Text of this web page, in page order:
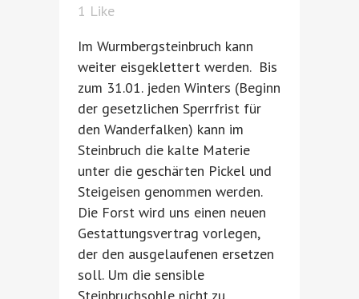
1 Like
Im Wurmbergsteinbruch kann
weiter eisgeklettert werden. Bis
zum 31.01. jeden Winters (Beginn
der gesetzlichen Sperrfrist für
den Wanderfalken) kann im
Steinbruch die kalte Materie
unter die geschärten Pickel und
Steigeisen genommen werden.
Die Forst wird uns einen neuen
Gestattungsvertrag vorlegen,
der den ausgelaufenen ersetzen
soll. Um die sensible
Steinbruchsohle nicht zu